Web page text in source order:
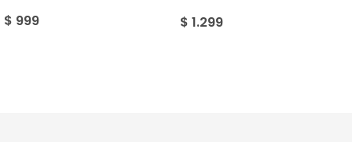
$ 999
$ 1.299